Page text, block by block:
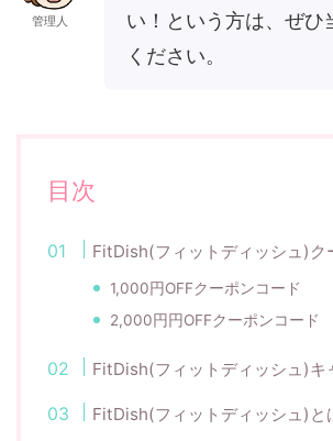
管理人
い！という方は、ぜひ
ください。
目次
FitDish(フィットディッシュ)ク
1,000円OFFクーポンコード
2,000円円OFFクーポンコード
FitDish(フィットディッシュ)キ
FitDish(フィットディッシュ)と